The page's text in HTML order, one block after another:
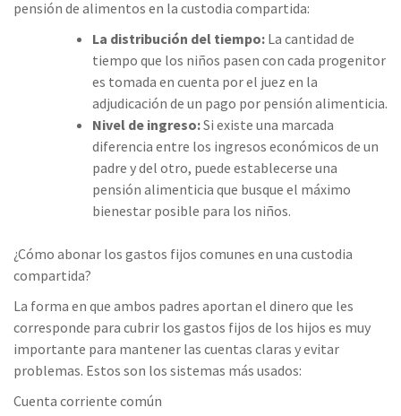
pensión de alimentos en la custodia compartida:
La distribución del tiempo: La cantidad de
tiempo que los niños pasen con cada progenitor
es tomada en cuenta por el juez en la
adjudicación de un pago por pensión alimenticia.
Nivel de ingreso:Si existe una marcada
diferencia entre los ingresos económicos de un
padre y del otro, puede establecerse una
pensión alimenticia que busque el máximo
bienestar posible para los niños.
¿Cómo abonar los gastos fijos comunes en una custodia
compartida?
La forma en que ambos padres aportan el dinero que les
corresponde para cubrir los gastos fijos de los hijos es muy
importante para mantener las cuentas claras y evitar
problemas. Estos son los sistemas más usados:
Cuenta corriente común